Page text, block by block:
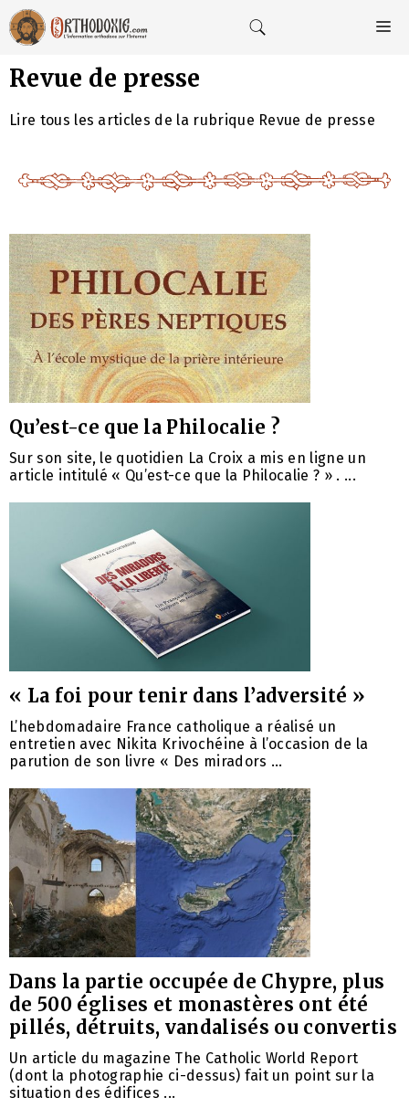
Aller
au
contenu
Revue de presse
Lire tous les articles de la rubrique Revue de presse
Qu’est-ce que la Philocalie ?
Sur son site, le quotidien La Croix a mis en ligne un
article intitulé « Qu’est-ce que la Philocalie ? » . ...
« La foi pour tenir dans l’adversité »
L’hebdomadaire France catholique a réalisé un
entretien avec Nikita Krivochéine à l’occasion de la
parution de son livre « Des miradors ...
Dans la partie occupée de Chypre, plus
de 500 églises et monastères ont été
pillés, détruits, vandalisés ou convertis
Un article du magazine The Catholic World Report
(dont la photographie ci-dessus) fait un point sur la
situation des édifices ...